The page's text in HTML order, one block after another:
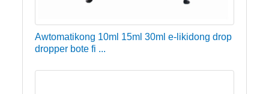
Awtomatikong 10ml 15ml 30ml e-likidong drop
dropper bote fi ...